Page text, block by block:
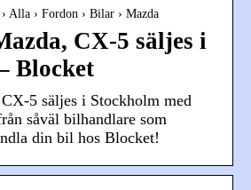
Alla › Fordon › Bilar › Mazda
CX-5 säljes i
Blocket
5 säljes i Stockholm med
såväl bilhandlare som
din bil hos Blocket!